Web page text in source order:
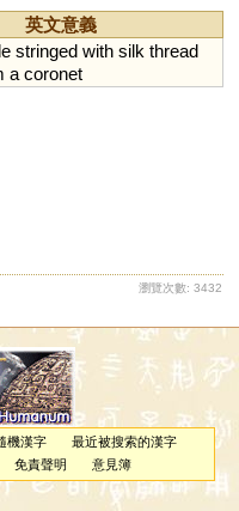
英文意義
stringed with silk thread
a coronet
瀏覽次數: 3432
機漢字
最近被搜索的漢字
免責聲明 意見簿